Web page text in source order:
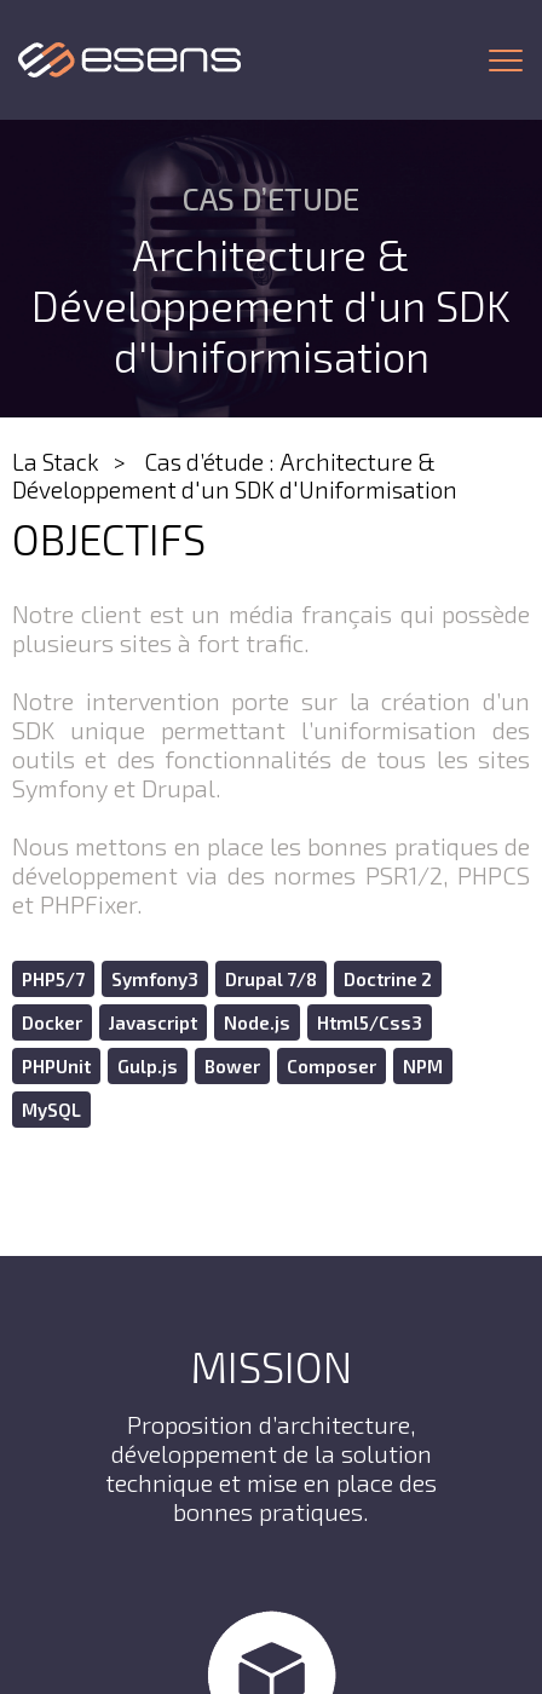
CAS D’ETUDE
Architecture &
Développement d'un SDK
d'Uniformisation
La Stack
Cas d’étude : Architecture &
Développement d'un SDK d'Uniformisation
OBJECTIFS
Notre client est un média français qui possède
plusieurs sites à fort trafic.
Notre intervention porte sur la création d’un
SDK unique permettant l’uniformisation des
outils et des fonctionnalités de tous les sites
Symfony et Drupal.
Nous mettons en place les bonnes pratiques de
développement via des normes PSR1/2, PHPCS
et PHPFixer.
PHP5/7 Symfony3 Drupal 7/8
Doctrine 2
Docker
Javascript Node.js
Html5/Css3
PHPUnit
Gulp.js Bower Composer
NPM
MySQL
MISSION
Proposition d’architecture,
développement de la solution
technique et mise en place des
bonnes pratiques.